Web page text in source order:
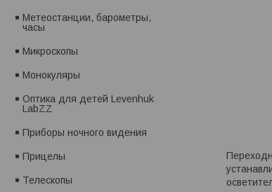
Метеостанции, барометры,
часы
Микроскопы
Монокуляры
Оптика для детей Levenhuk
LabZZ
Приборы ночного видения
Прицелы
Телескопы